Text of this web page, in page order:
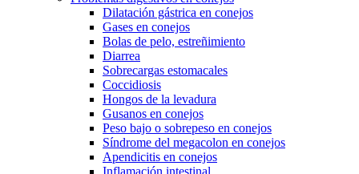
Dilatación gástrica en conejos
Gases en conejos
Bolas de pelo, estreñimiento
Diarrea
Sobrecargas estomacales
Coccidiosis
Hongos de la levadura
Gusanos en conejos
Peso bajo o sobrepeso en conejos
Síndrome del megacolon en conejos
Apendicitis en conejos
Inflamación intestinal